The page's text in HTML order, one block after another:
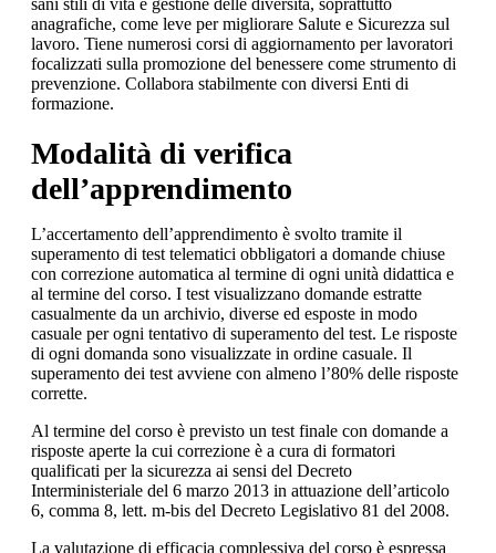
anagrafiche, come leve per migliorare Salute e Sicurezza sul
lavoro. Tiene numerosi corsi di aggiornamento per lavoratori
focalizzati sulla promozione del benessere come strumento di
prevenzione. Collabora stabilmente con diversi Enti di
formazione.
Modalità di verifica
dell’apprendimento
L’accertamento dell’apprendimento è svolto tramite il
superamento di test telematici obbligatori a domande chiuse
con correzione automatica al termine di ogni unità didattica e
al termine del corso. I test visualizzano domande estratte
casualmente da un archivio, diverse ed esposte in modo
casuale per ogni tentativo di superamento del test. Le risposte
di ogni domanda sono visualizzate in ordine casuale. Il
superamento dei test avviene con almeno l’80% delle risposte
corrette.
Al termine del corso è previsto un test finale con domande a
risposte aperte la cui correzione è a cura di formatori
qualificati per la sicurezza ai sensi del Decreto
Interministeriale del 6 marzo 2013 in attuazione dell’articolo
6, comma 8, lett. m-bis del Decreto Legislativo 81 del 2008.
La valutazione di efficacia complessiva del corso è espressa